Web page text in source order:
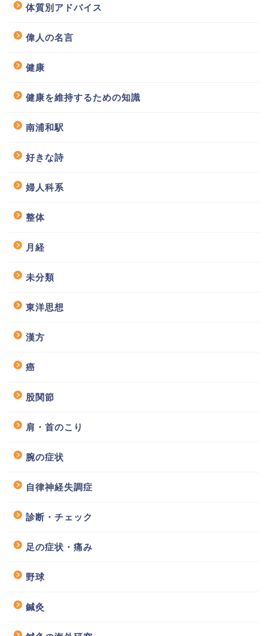
体質別アドバイス
偉人の名言
健康
健康を維持するための知識
南浦和駅
好きな詩
婦人科系
整体
月経
未分類
東洋思想
漢方
癌
股関節
肩・首のこり
腕の症状
自律神経失調症
診断・チェック
足の症状・痛み
野球
鍼灸